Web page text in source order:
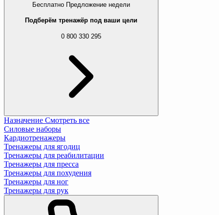
Бесплатно Предложение недели
Подберём тренажёр под ваши цели
0 800 330 295
Назначение Смотреть все
Силовые наборы
Кардиотренажеры
Тренажеры для ягодиц
Тренажеры для реабилитации
Тренажеры для пресса
Тренажеры для похудения
Тренажеры для ног
Тренажеры для рук